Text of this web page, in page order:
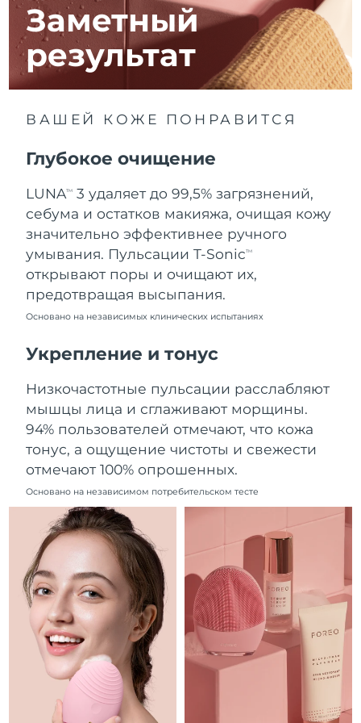
Заметный
результат
ВАШЕЙ КОЖЕ ПОНРАВИТСЯ
Глубокое очищение
LUNATM
3 удаляет до 99,5% загрязнений,
себума и остатков макияжа, очищая кожу
значительно эффективнее ручного
умывания. Пульсации T-SonicTM
открывают поры и очищают их,
предотвращая высыпания.
Основано на независимых клинических испытаниях
Укрепление и тонус
Низкочастотные пульсации расслабляют
мышцы лица и сглаживают морщины.
94% пользователей отмечают, что кожа
тонус, а ощущение чистоты и свежести
отмечают 100% опрошенных.
Основано на независимом потребительском тесте
Израиль
Ожидаемая дата доставки
12.08.2026
Италия
Ожидаемая дата доставки
Джерси
13.08.2026
Казахстан
Ожидаемая дата доставки
Кувейт
Ожидаемая дата доставки
Ливан
09.08.2026
Литва
Ожидаемая дата доставки
08.08.2026
Люксембург
Ожидаемая дата доставки
Макао (САР)
Ожидаемая дата доставки
10.08.2026
Малайзия
Ожидаемая дата доставки
11.08.2026
Мальта
Ожидаемая дата доставки
08.08.2026
Мексика
Ожидаемая дата доставки
12.08.2026
Ожидаемая дата доставки